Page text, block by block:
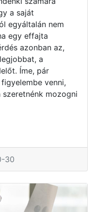
a saját
egyáltalán nem
egy effajta
azonban az,
a
Íme, pár
venni,
mozogni
30